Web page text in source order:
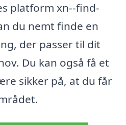
platform xn--find-
du nemt finde en
der passer til dit
Du kan også få et
sikker på, at du får